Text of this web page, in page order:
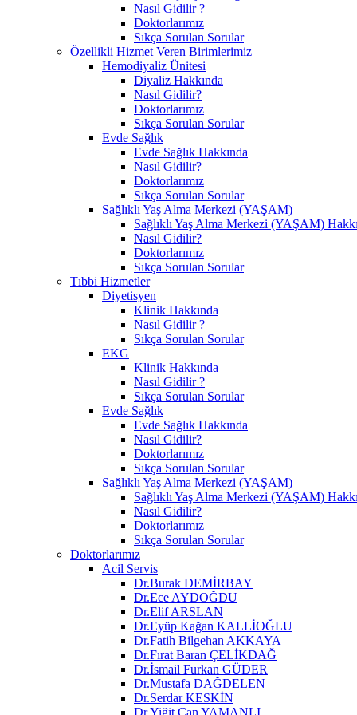
Nasıl Gidilir ?
Doktorlarımız
Sıkça Sorulan Sorular
Özellikli Hizmet Veren Birimlerimiz
Hemodiyaliz Ünitesi
Diyaliz Hakkında
Nasıl Gidilir?
Doktorlarımız
Sıkça Sorulan Sorular
Evde Sağlık
Evde Sağlık Hakkında
Nasıl Gidilir?
Doktorlarımız
Sıkça Sorulan Sorular
Sağlıklı Yaş Alma Merkezi (YAŞAM)
Sağlıklı Yaş Alma Merkezi (YAŞAM)
Nasıl Gidilir?
Doktorlarımız
Sıkça Sorulan Sorular
Tıbbi Hizmetler
Diyetisyen
Klinik Hakkında
Nasıl Gidilir ?
Sıkça Sorulan Sorular
EKG
Klinik Hakkında
Nasıl Gidilir ?
Sıkça Sorulan Sorular
Evde Sağlık
Evde Sağlık Hakkında
Nasıl Gidilir?
Doktorlarımız
Sıkça Sorulan Sorular
Sağlıklı Yaş Alma Merkezi (YAŞAM)
Sağlıklı Yaş Alma Merkezi (YAŞAM)
Nasıl Gidilir?
Doktorlarımız
Sıkça Sorulan Sorular
Doktorlarımız
Acil Servis
Dr.Burak DEMİRBAY
Dr.Ece AYDOĞDU
Dr.Elif ARSLAN
Dr.Eyüp Kağan KALLİOĞLU
Dr.Fatih Bilgehan AKKAYA
Dr.Fırat Baran ÇELİKDAĞ
Dr.İsmail Furkan GÜDER
Dr.Mustafa DAĞDELEN
Dr.Serdar KESKİN
Dr.Yiğit Can YAMANLI